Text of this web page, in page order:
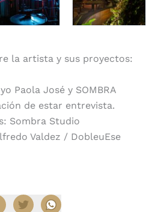
la artista y sus proyectos:
Paola José y SOMBRA
de estar entrevista.
Sombra Studio
Valdez / DobleuEse